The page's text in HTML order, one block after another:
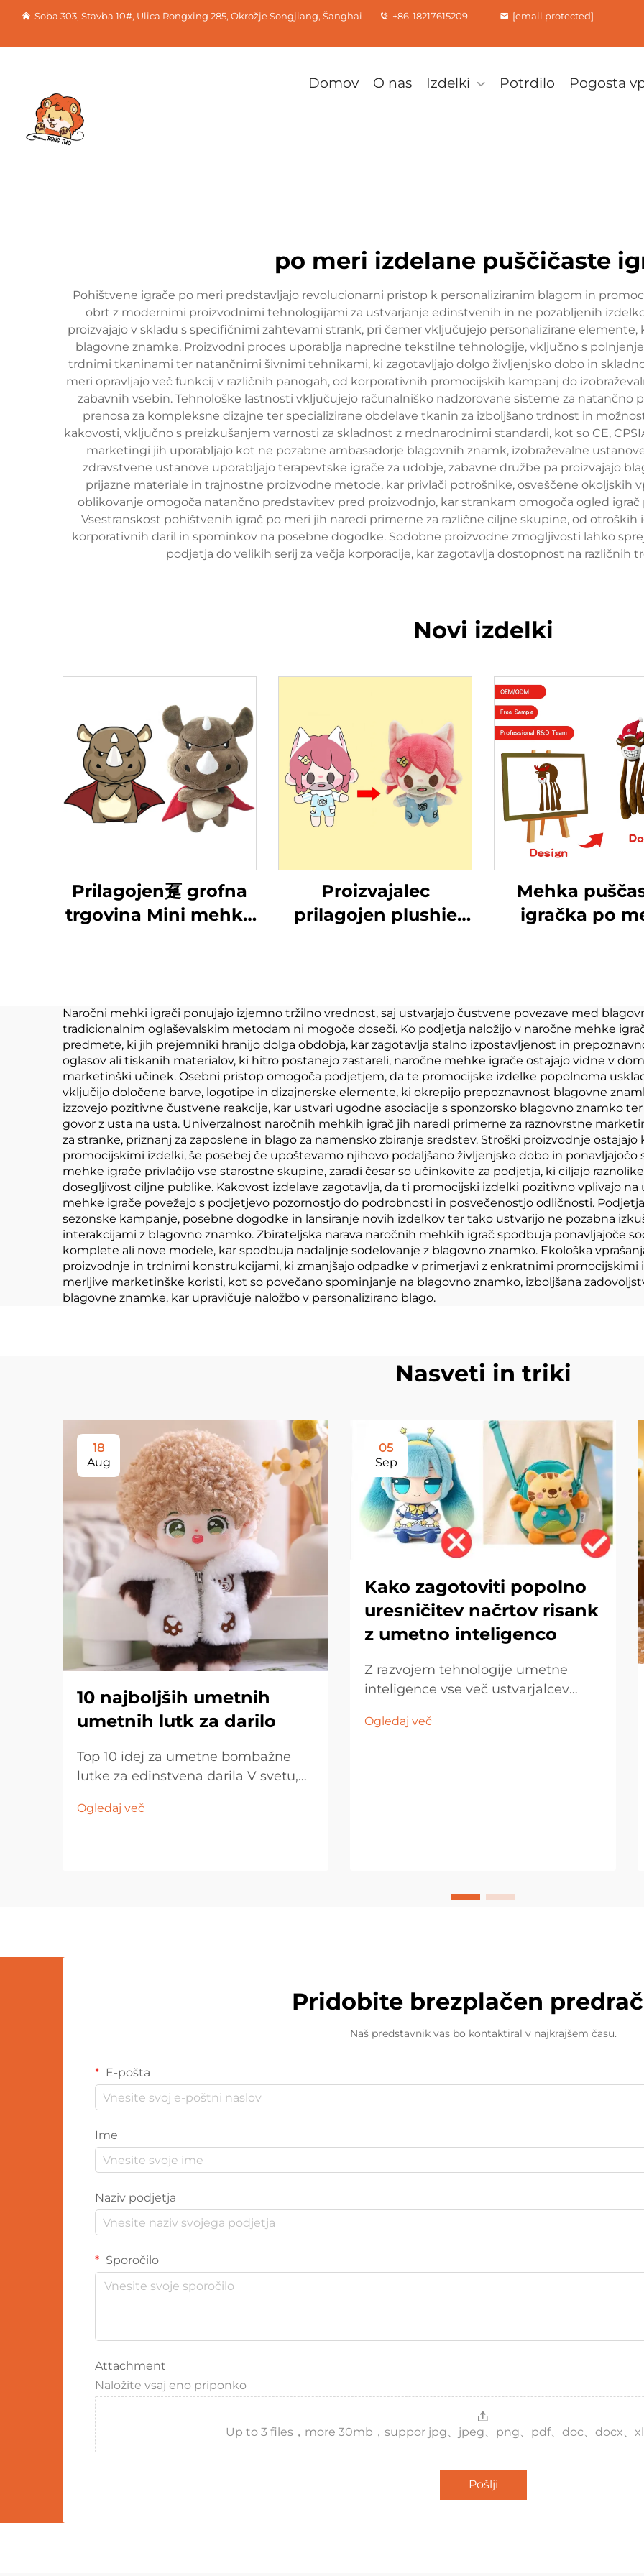
Soba 303, Stavba 10#, Ulica Rongxing 285, Okrožje Songjiang, Šanghai +86-18217615209 [email protected]
Domov O nas Izdelki Potrdilo Pogosta
po meri izdelane puščičaste
Pohištvene igrače po meri predstavljajo revolucionarni pristop k personaliziranim blagom in
obrt z modernimi proizvodnimi tehnologijami za ustvarjanje edinstvenih in ne pozabljenih
proizvajajo v skladu s specifičnimi zahtevami strank, pri čemer vključujejo personalizirane
blagovne znamke. Proizvodni proces uporablja napredne tekstilne tehnologije, vključno s
trdnimi tkaninami ter natančnimi šivnimi tehnikami, ki zagotavljajo dolgo življenjsko dobo in
meri opravljajo več funkcij v različnih panogah, od korporativnih promocijskih kampanj do
zabavnih vsebin. Tehnološke lastnosti vključujejo računalniško nadzorovane sisteme za
prenosa za kompleksne dizajne ter specializirane obdelave tkanin za izboljšano trdnost in
kakovosti, vključno s preizkušanjem varnosti za skladnost z mednarodnimi standardi, kot so CE,
marketingi jih uporabljajo kot ne pozabne ambasadorje blagovnih znamk, izobraževalne
zdravstvene ustanove uporabljajo terapevtske igrače za udobje, zabavne družbe pa proizvajajo
prijazne materiale in trajnostne proizvodne metode, kar privlači potrošnike, osveščene okoljskih
oblikovanje omogoča natančno predstavitev pred proizvodnjo, kar strankam omogoča ogled
Vsestranskost pohištvenih igrač po meri jih naredi primerne za različne ciljne skupine, od
korporativnih daril in spominkov na posebne dogodke. Sodobne proizvodne zmogljivosti lahko
podjetja do velikih serij za večja korporacije, kar zagotavlja dostopnost na različnih
Novi izdelki
Prilagojen趸 grofna
trgovina Mini mehka
plush prilagojen
Proizvajalec
prilagojen plushie
Kpop prilagojen
plush kocka
Mehka
igračka po
igračka
Naročni mehki igrači ponujajo izjemno tržilno vrednost, saj ustvarjajo čustvene povezave med
tradicionalnim oglaševalskim metodam ni mogoče doseči. Ko podjetja naložijo v naročne mehke
predmete, ki jih prejemniki hranijo dolga obdobja, kar zagotavlja stalno izpostavljenost in
oglasov ali tiskanih materialov, ki hitro postanejo zastareli, naročne mehke igrače ostajajo vidne v
marketinški učinek. Osebni pristop omogoča podjetjem, da te promocijske izdelke popolnoma
vključijo določene barve, logotipe in dizajnerske elemente, ki okrepijo prepoznavnost blagovne
izzovejo pozitivne čustvene reakcije, kar ustvari ugodne asociacije s sponzorsko blagovno znamko
govor z usta na usta. Univerzalnost naročnih mehkih igrač jih naredi primerne za raznovrstne
za stranke, priznanj za zaposlene in blago za namensko zbiranje sredstev. Stroški proizvodnje
promocijskimi izdelki, še posebej če upoštevamo njihovo podaljšano življenjsko dobo in
mehke igrače privlačijo vse starostne skupine, zaradi česar so učinkovite za podjetja, ki ciljajo
dosegljivost ciljne publike. Kakovost izdelave zagotavlja, da ti promocijski izdelki pozitivno vplivajo
mehke igrače povežejo s podjetjevo pozornostjo do podrobnosti in posvečenostjo odličnosti.
sezonske kampanje, posebne dogodke in lansiranje novih izdelkov ter tako ustvarijo ne pozabna
interakcijami z blagovno znamko. Zbirateljska narava naročnih mehkih igrač spodbuja ponavljajoče
komplete ali nove modele, kar spodbuja nadaljnje sodelovanje z blagovno znamko. Ekološka
proizvodnje in trdnimi konstrukcijami, ki zmanjšajo odpadke v primerjavi z enkratnimi promocijskimi
merljive marketinške koristi, kot so povečano spominjanje na blagovno znamko, izboljšana
blagovne znamke, kar upravičuje naložbo v personalizirano blago.
Nasveti in triki
18
Aug
10 najboljših umetnih
umetnih lutk za darilo
Top 10 idej za umetne bombažne
lutke za edinstvena darila V svetu,
izdelki, je lahko težko najti darilo, ki
Ogledaj več
05
Sep
Kako zagotoviti popolno
uresničitev načrtov risank
z umetno inteligenco
Z razvojem tehnologije umetne
inteligence vse več ustvarjalcev
za serijsko proizvodnjo mehkih
Ogledaj več
Pridobite brezplačen
Naš predstavnik vas bo kontaktiral v najkrajšem času.
E-pošta
Ime
Naziv podjetja
Sporočilo
Attachment
Naložite vsaj eno priponko
Up to 3 files，more 30mb，suppor jpg、jpeg、png、pdf、doc、docx、
Pošlji